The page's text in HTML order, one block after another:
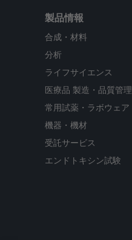
製品情報
合成・材料
分析
ライフサイエンス
医療品 製造・品質管理
常用試薬・ラボウェア
機器・機材
受託サービス
エンドトキシン試験